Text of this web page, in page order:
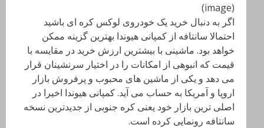
(image)
اگر به دنبال خرید یک خودروی لوکس کره ای باشید
احتمالا سانتافه از کمپانی هیوندا بهترین گزینه ممکن
خواهد بود. ماشینی با بیشترین ارزش خرید در مقایسه با
قیمت که انبوهی از امکانات را در اختیار سرنشینان قرار
می دهد و یکی از ماشین های محبوب و پرفروش بازار
اروپا و آمریکا به حساب می آید. کمپانی هیوندا اخیرا در
اصلی ترین بازار خود یعنی کره جنوبی از جدیدترین نسخه
سانتافه رونمایی کرده است.